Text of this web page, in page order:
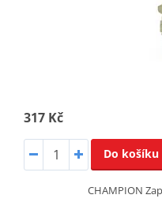
317 Kč
Do košíku
CHAMPION